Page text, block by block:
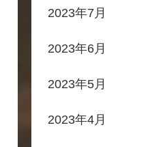
2023年7月
2023年6月
2023年5月
2023年4月